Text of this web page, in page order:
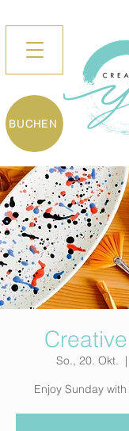
BUCHEN
So., 20. Okt.
  |
Enjoy Sunday